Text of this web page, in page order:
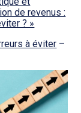
de revenus :
? »
à éviter –